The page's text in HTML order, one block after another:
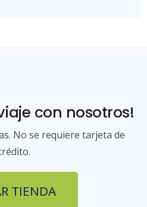
con nosotros!
No se requiere tarjeta de
TIENDA